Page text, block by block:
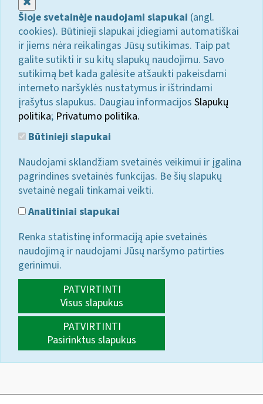
Šioje svetainėje naudojami slapukai (angl.
cookies). Būtinieji slapukai įdiegiami automatiškai
ir jiems nėra reikalingas Jūsų sutikimas. Taip pat
galite sutikti ir su kitų slapukų naudojimu. Savo
sutikimą bet kada galėsite atšaukti pakeisdami
interneto naršyklės nustatymus ir ištrindami
įrašytus slapukus. Daugiau informacijos Slapukų
politika; Privatumo politika.
Būtinieji slapukai
Naudojami sklandžiam svetainės veikimui ir įgalina
pagrindines svetainės funkcijas. Be šių slapukų
svetainė negali tinkamai veikti.
Analitiniai slapukai
Renka statistinę informaciją apie svetainės
naudojimą ir naudojami Jūsų naršymo patirties
gerinimui.
PATVIRTINTI
Visus slapukus
PATVIRTINTI
Pasirinktus slapukus